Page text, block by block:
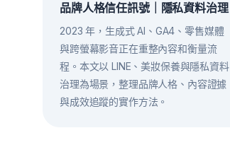
品牌人格信任訊號｜隱私資料治理
2023 年，生成式 AI、GA4、零售媒體
與跨螢幕影音正在重整內容和衡量流
程。本文以 LINE、美妝保養與隱私資料
治理為場景，整理品牌人格、內容證據
與成效追蹤的實作方法。